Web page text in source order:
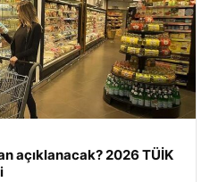
açıklanacak? 2026 TÜİK